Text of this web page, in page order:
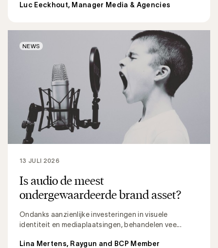
Luc Eeckhout, Manager Media & Agencies
Is audio de meest
ondergewaardeerde brand asset?
Ondanks aanzienlijke investeringen in visuele
identiteit en mediaplaatsingen, behandelen vee...
13 JULI 2026
Lina Mertens, Raygun and BCP Member
NEWS